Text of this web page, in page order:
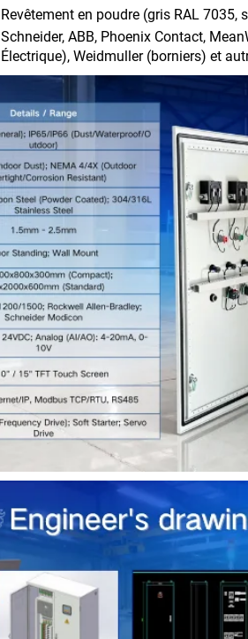
Revêtement en poudre (gris RAL 7035,
Schneider, ABB, Phoenix Contact,
Électrique), Weidmuller (borniers) et